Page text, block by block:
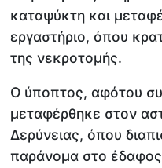
καταψύκτη και
εργαστήριο, όπου
της νεκροτομής.
Ο ύποπτος, αφότου
μεταφέρθηκε στον
Δερύνειας, όπου
παράνομα στο έδαφος